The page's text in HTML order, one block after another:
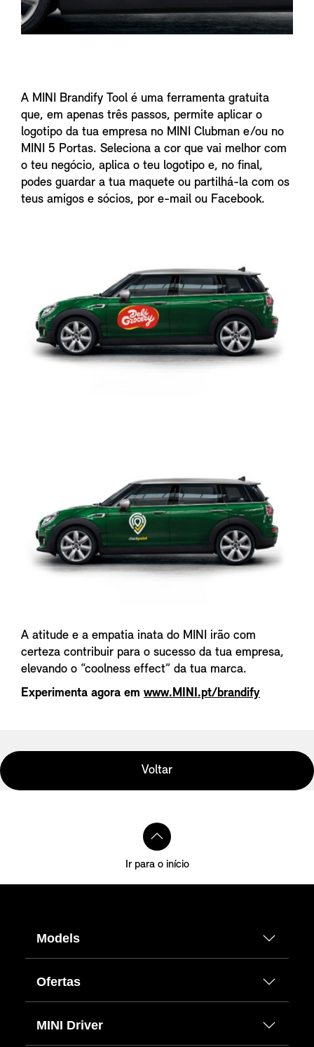
A MINI Brandify Tool é uma ferramenta gratuita
que, em apenas três passos, permite aplicar o
logotipo da tua empresa no MINI Clubman e/ou no
MINI 5 Portas. Seleciona a cor que vai melhor com
o teu negócio, aplica o teu logotipo e, no final,
podes guardar a tua maquete ou partilhá-la com os
teus amigos e sócios, por e-mail ou Facebook.
A atitude e a empatia inata do MINI irão com
certeza contribuir para o sucesso da tua empresa,
elevando o “coolness effect” da tua marca.
Experimenta agora em www.MINI.pt/brandify
Voltar
Ir para o início
Models
Ofertas
MINI Driver